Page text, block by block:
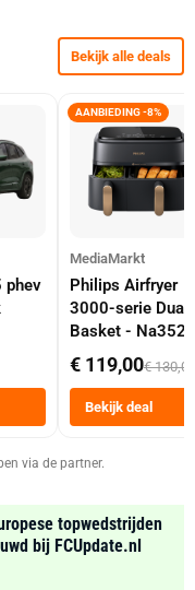
Bekijk alle deals
phev
AANBIEDING -8%
MediaMarkt
Philips Airfryer
3000-serie Dual
Basket -
Dubbele Mand 9
Tot 6 Personen
Heteluchtfriteuse
Zwart
€ 119,00€ 130,00
Bekijk deal
via de partner.
topwedstrijden
bij FCUpdate.nl